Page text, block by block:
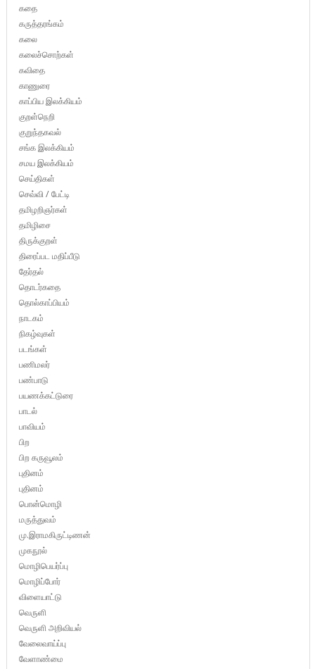
கதை
கருத்தரங்கம்
கலை
கலைச்சொற்கள்
கவிதை
காணுரை
காப்பிய இலக்கியம்
குறள்நெறி
குறுந்தகவல்
சங்க இலக்கியம்
சமய இலக்கியம்
செய்திகள்
செவ்வி / பேட்டி
தமிழறிஞர்கள்
தமிழிசை
திருக்குறள்
திரைப்பட மதிப்பீடு
தேர்தல்
தொடர்கதை
தொல்காப்பியம்
நாடகம்
நிகழ்வுகள்
படங்கள்
பணிமலர்
பண்பாடு
பயணக்கட்டுரை
பாடல்
பாவியம்
பிற
பிற கருவூலம்
புதினம்
புதினம்
பொன்மொழி
மருத்துவம்
மு.இராமகிருட்டிணன்
முகநூல்
மொழிபெயர்ப்பு
மொழிப்போர்
விளையாட்டு
வெருளி
வெருளி அறிவியல்
வேலைவாய்ப்பு
வேளாண்மை